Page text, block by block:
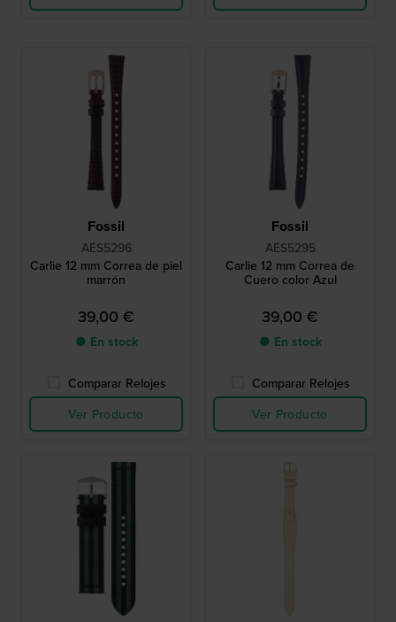
Fossil
AES5296
Carlie 12 mm Correa de piel
marrón
39,00 €
● En stock
Comparar Relojes
Ver Producto
Fossil
AES5295
Carlie 12 mm Correa de
Cuero color Azul
39,00 €
● En stock
Comparar Relojes
Ver Producto